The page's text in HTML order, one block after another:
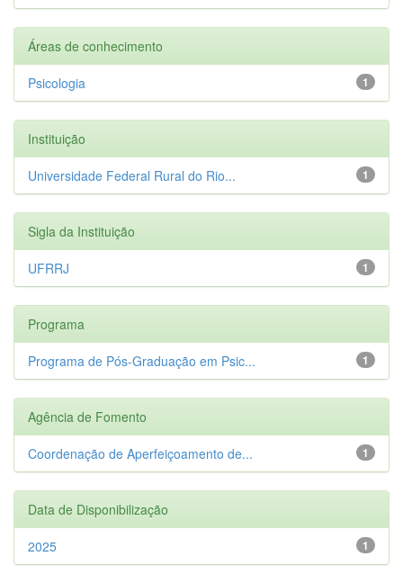
Áreas de conhecimento
1
Psicologia
Instituição
1
Universidade Federal Rural do Rio...
Sigla da Instituição
1
UFRRJ
Programa
1
Programa de Pós-Graduação em Psic...
Agência de Fomento
1
Coordenação de Aperfeiçoamento de...
Data de Disponibilização
1
2025